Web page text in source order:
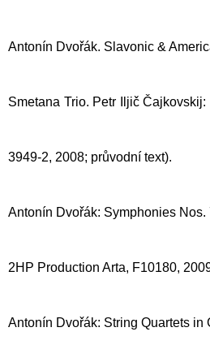
Antonín Dvořák. Slavonic &
Smetana Trio. Petr Iljič
3949-2, 2008; průvodní text).
Antonín Dvořák: Symphonies Nos.
2HP Production Arta, F10180,
Antonín Dvořák: String Quartets in